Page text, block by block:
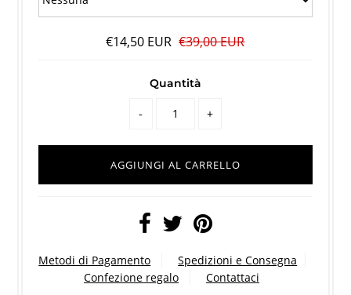
€14,50 EUR €39,00 EUR
Quantità
- +
Metodi di Pagamento
Spedizioni e Consegna
Confezione regalo
Contattaci